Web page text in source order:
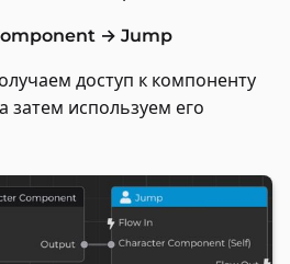
→ Jump
доступ к компоненту
затем используем его